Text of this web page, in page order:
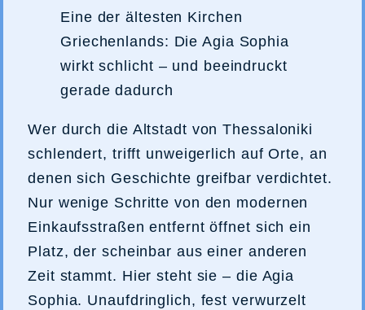
Eine der ältesten Kirchen
Griechenlands: Die Agia Sophia
wirkt schlicht – und beeindruckt
gerade dadurch
Wer durch die Altstadt von Thessaloniki
schlendert, trifft unweigerlich auf Orte, an
denen sich Geschichte greifbar verdichtet.
Nur wenige Schritte von den modernen
Einkaufsstraßen entfernt öffnet sich ein
Platz, der scheinbar aus einer anderen
Zeit stammt. Hier steht sie – die Agia
Sophia. Unaufdringlich, fest verwurzelt